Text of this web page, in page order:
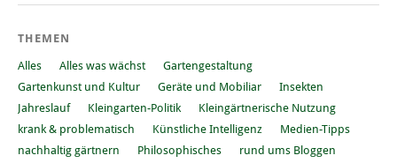
THEMEN
Alles Alles was wächst
Gartengestaltung
Gartenkunst und Kultur
Geräte und Mobiliar
Insekten
Jahreslauf
Kleingarten-Politik
Kleingärtnerische Nutzung
krank & problematisch
Künstliche Intelligenz
Medien-Tipps
nachhaltig gärtnern
Philosophisches
rund ums Bloggen